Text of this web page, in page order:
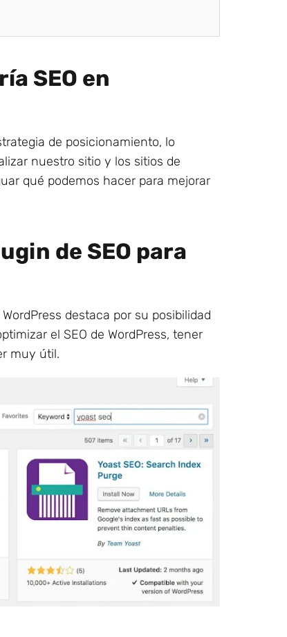
SEO en
de posicionamiento, lo
nuestro sitio y los sitios de
qué podemos hacer para mejorar
de SEO para
destaca por su posibilidad
el SEO de WordPress, tener
muy útil.